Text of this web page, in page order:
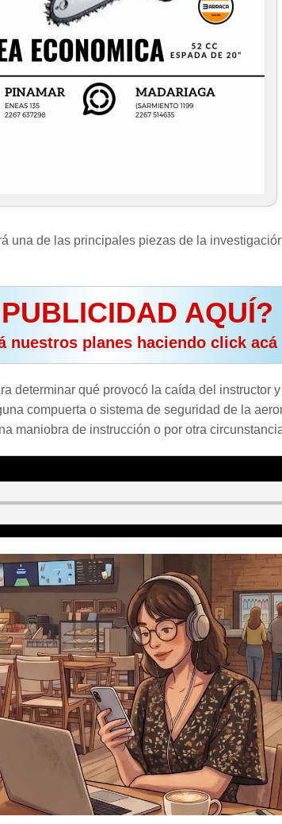
una de las principales piezas de la
AQUÍ?
nuestros planes haciendo click acá
determinar qué provocó la caída del instructor
compuerta o sistema de seguridad de la
maniobra de instrucción o por otra